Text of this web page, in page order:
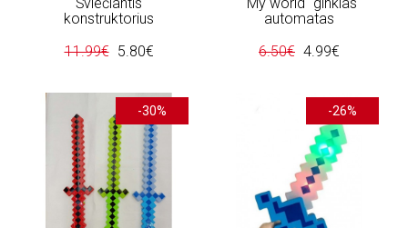
konstruktorius
11.99€ 5.80€
automatas
6.50€ 4.99€
-30% -26%